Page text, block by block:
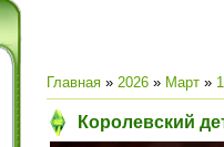
Главная » 2026 » Март »
Королевский